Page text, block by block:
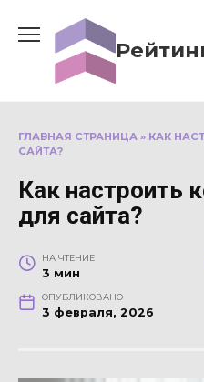
содержанию
ГЛАВНАЯ СТРАНИЦА » КАК
САЙТА?
Как настроить
для сайта?
НА ЧТЕНИЕ
3 мин
ОПУБЛИКОВАНО
3 февраля, 2026